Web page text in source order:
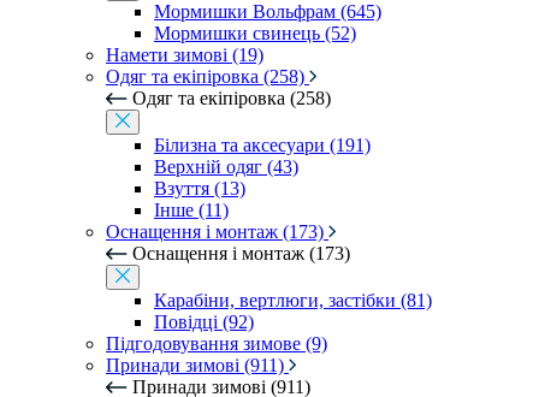
Мормишки Вольфрам (645)
Мормишки свинець (52)
Намети зимові (19)
Одяг та екіпіровка (258)
Одяг та екіпіровка (258)
Білизна та аксесуари (191)
Верхній одяг (43)
Взуття (13)
Інше (11)
Оснащення і монтаж (173)
Оснащення і монтаж (173)
Карабіни, вертлюги, застібки (81)
Повідці (92)
Підгодовування зимове (9)
Принади зимові (911)
Принади зимові (911)